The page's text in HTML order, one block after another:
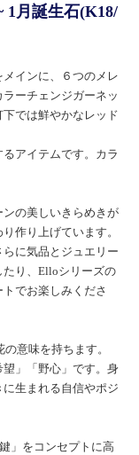
1月誕生石(K18/
インに、６つのメレ
ーチェンジガーネッ
では鮮やかなレッド
アイテムです。カラ
の美しいきらめきが
作り上げています。
に気品とジュエリー
り、Elloシリーズの
でお楽しみくださ
意味を持ちます。
」「野心」です。身
生まれる自信やポジ
」をコンセプトに高